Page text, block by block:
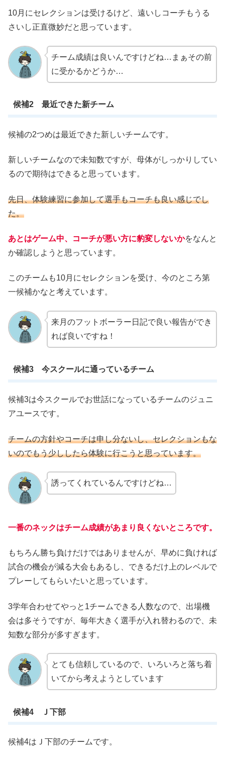
10月にセレクションは受けるけど、遠いしコーチもうる
さいし正直微妙だと思っています。
チーム成績は良いんですけどね…まぁその前
に受かるかどうか…
候補2 最近できた新チーム
候補の2つめは最近できた新しいチームです。
新しいチームなので未知数ですが、母体がしっかりしてい
るので期待はできると思っています。
先日、体験練習に参加して選手もコーチも良い感じでし
た。
あとはゲーム中、コーチが悪い方に豹変しないかをなんと
か確認しようと思っています。
このチームも10月にセレクションを受け、今のところ第
一候補かなと考えています。
来月のフットボーラー日記で良い報告ができ
れば良いですね！
候補3 今スクールに通っているチーム
候補3は今スクールでお世話になっているチームのジュニ
アユースです。
チームの方針やコーチは申し分ないし、セレクションもな
いのでもう少ししたら体験に行こうと思っています。
誘ってくれているんですけどね…
一番のネックはチーム成績があまり良くないところです。
もちろん勝ち負けだけではありませんが、早めに負ければ
試合の機会が減る大会もあるし、できるだけ上のレベルで
プレーしてもらいたいと思っています。
3学年合わせてやっと1チームできる人数なので、出場機
会は多そうですが、毎年大きく選手が入れ替わるので、未
知数な部分が多すぎます。
とても信頼しているので、いろいろと落ち着
いてから考えようとしています
候補4 Ｊ下部
候補4はＪ下部のチームです。